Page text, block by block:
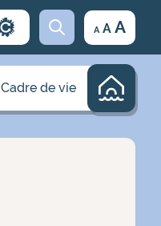
A
Decrease
font
size.
A Reset
font
size.
A
font
size.
Cadre de vie